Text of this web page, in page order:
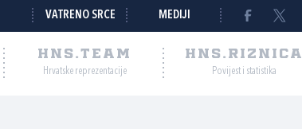
VATRENO SRCE MEDIJI
HNS.TEAM
Hrvatske reprezentacije
HNS.RIZNICA
Povijest i statistika